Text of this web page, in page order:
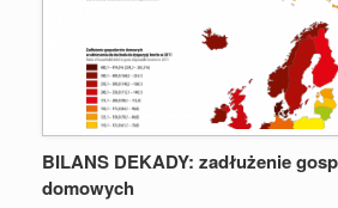
BILANS DEKADY: zadłużenie
domowych